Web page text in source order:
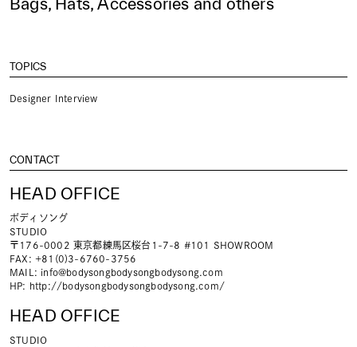
TOPICS
Designer Interview
CONTACT
HEAD OFFICE
ボディソング
STUDIO
〒176-0002 東京都練馬区桜台1-7-8 #101 SHOWROOM
FAX: +81(0)3-6760-3756
MAIL: info@bodysongbodysongbodysong.com
HP: http://bodysongbodysongbodysong.com/
HEAD OFFICE
STUDIO